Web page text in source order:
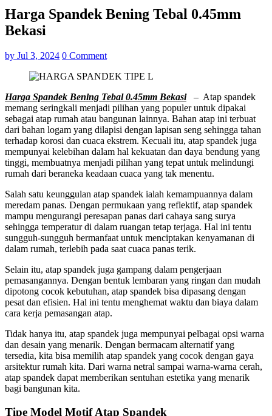
Harga Spandek Bening Tebal 0.45mm
Bekasi
by Jul 3, 2024 0 Comment
Harga Spandek Bening Tebal 0.45mm Bekasi– Atap spandek
memang seringkali menjadi pilihan yang populer untuk dipakai
sebagai atap rumah atau bangunan lainnya. Bahan atap ini terbuat
dari bahan logam yang dilapisi dengan lapisan seng sehingga tahan
terhadap korosi dan cuaca ekstrem. Kecuali itu, atap spandek juga
mempunyai kelebihan dalam hal kekuatan dan daya bendung yang
tinggi, membuatnya menjadi pilihan yang tepat untuk melindungi
rumah dari beraneka keadaan cuaca yang tak menentu.
Salah satu keunggulan atap spandek ialah kemampuannya dalam
meredam panas. Dengan permukaan yang reflektif, atap spandek
mampu mengurangi peresapan panas dari cahaya sang surya
sehingga temperatur di dalam ruangan tetap terjaga. Hal ini tentu
sungguh-sungguh bermanfaat untuk menciptakan kenyamanan di
dalam rumah, terlebih pada saat cuaca panas terik.
Selain itu, atap spandek juga gampang dalam pengerjaan
pemasangannya. Dengan bentuk lembaran yang ringan dan mudah
dipotong cocok kebutuhan, atap spandek bisa dipasang dengan
pesat dan efisien. Hal ini tentu menghemat waktu dan biaya dalam
cara kerja pemasangan atap.
Tidak hanya itu, atap spandek juga mempunyai pelbagai opsi warna
dan desain yang menarik. Dengan bermacam alternatif yang
tersedia, kita bisa memilih atap spandek yang cocok dengan gaya
arsitektur rumah kita. Dari warna netral sampai warna-warna cerah,
atap spandek dapat memberikan sentuhan estetika yang menarik
bagi bangunan kita.
Tipe Model Motif Atap Spandek